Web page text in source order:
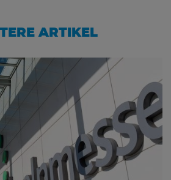
ARTIKEL